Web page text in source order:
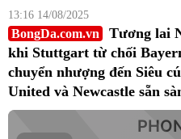
13:16 14/08/2025
BongDa.com.vn
Tương lai
khi Stuttgart từ chối
chuyển nhượng đến Siêu
United và Newcastle sẵn